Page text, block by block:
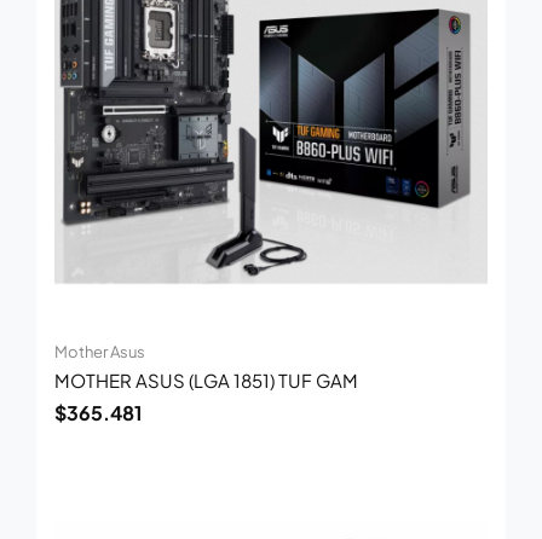
Mother Asus
MOTHER ASUS (LGA 1851) TUF GAM
$365.481